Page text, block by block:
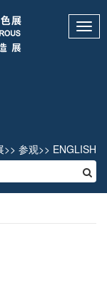
>> 参观>> ENGLISH